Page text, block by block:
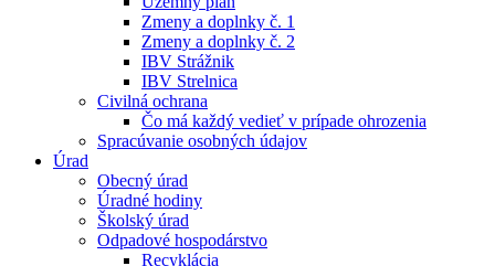
Zmeny a doplnky č. 1
Zmeny a doplnky č. 2
IBV Strážnik
IBV Strelnica
Civilná ochrana
Čo má každý vedieť v prípade ohrozenia
Spracúvanie osobných údajov
Úrad
Obecný úrad
Úradné hodiny
Školský úrad
Odpadové hospodárstvo
Recyklácia